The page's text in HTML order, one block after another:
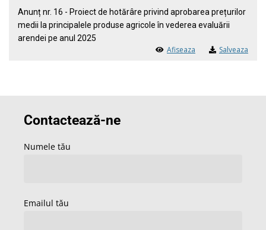
Anunț nr. 16 - Proiect de hotărâre privind aprobarea prețurilor
medii la principalele produse agricole în vederea evaluării
arendei pe anul 2025
Afiseaza Salveaza